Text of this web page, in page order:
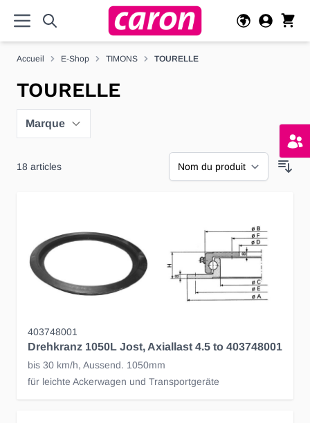
Accueil E-Shop TIMONS TOURELLE
TOURELLE
Marque
18 articles
403748001
Drehkranz 1050L Jost, Axiallast 4.5 to 403748001
bis 30 km/h, Aussend. 1050mm
für leichte Ackerwagen und Transportgeräte